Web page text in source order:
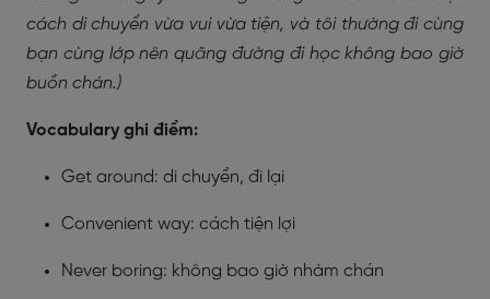
cách di chuyển vừa vui vừa tiện, và tôi thường đi cùng
bạn cùng lớp nên quãng đường đi học không bao giờ
buồn chán.)
Vocabulary ghi điểm:
Get around: di chuyển, đi lại
Convenient way: cách tiện lợi
Never boring: không bao giờ nhàm chán